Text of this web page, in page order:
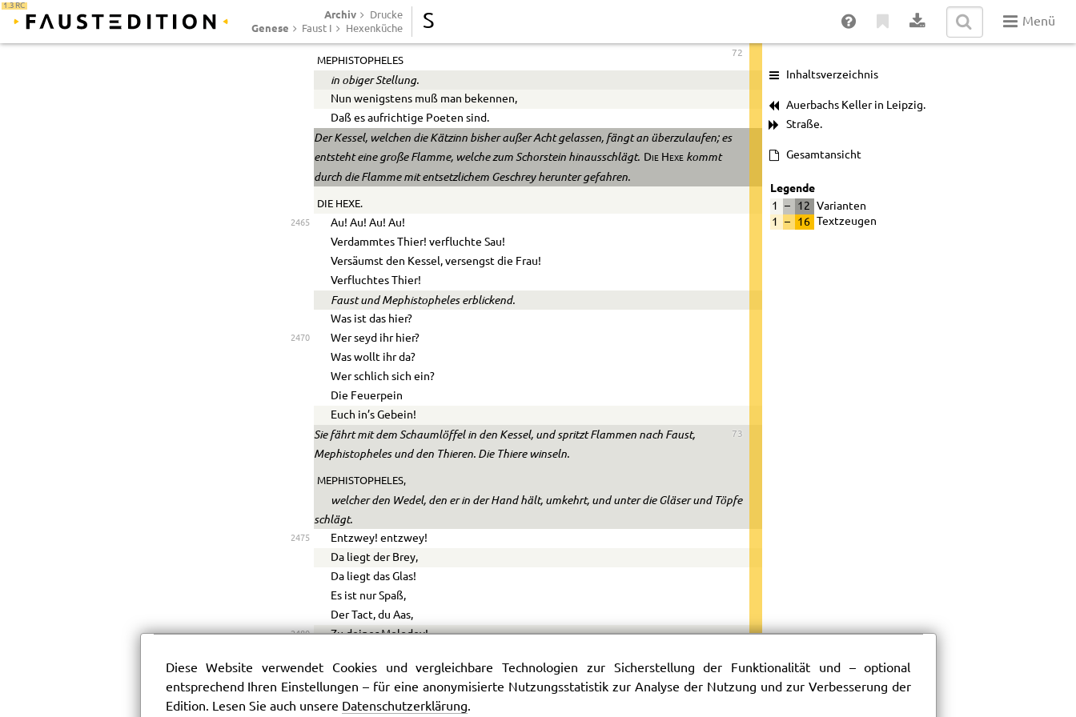
1.3 RC
Archiv Drucke
Genese Faust I Hexenküche S Menü
Mein Busen fängt mir an zu brennen!
Entfernen wir uns nur geschwind!
72
MEPHISTOPHELES
in obiger Stellung.
Nun wenigstens muß man bekennen,
Daß es aufrichtige Poeten sind.
Der Kessel, welchen die Kätzinn bisher außer Acht gelassen, fängt an überzulaufen; es
entsteht eine große Flamme, welche zum Schorstein hinausschlägt. Die Hexekommt
durch die Flamme mit entsetzlichem Geschrey herunter gefahren.
DIE HEXE.
2465
Au! Au! Au! Au!
Verdammtes Thier! verfluchte Sau!
Versäumst den Kessel, versengst die Frau!
Verfluchtes Thier!
Faust und Mephistopheles erblickend.
Was ist das hier?
2470
Wer seyd ihr hier?
Was wollt ihr da?
Wer schlich sich ein?
Die Feuerpein
Euch in’s Gebein!
73
Sie fährt mit dem Schaumlöffel in den Kessel, und spritzt Flammen nach Faust,
Mephistopheles und den Thieren. Die Thiere winseln.
MEPHISTOPHELES,
welcher den Wedel, den er in der Hand hält, umkehrt, und unter die Gläser und Töpfe
schlägt.
2475
Entzwey! entzwey!
Da liegt der Brey,
Da liegt das Glas!
Es ist nur Spaß,
Der Tact, du Aas,
2480 Zu deiner Melodey!
Erkennst du mich, Gerippe! Scheusal du!
Erkennst du deinen Herrn und Meister?
Was hält mich ab, so schlag’ ich zu,
Inhaltsverzeichnis
Auerbachs Keller in Leipzig.
Straße.
Gesamtansicht
Legende
1 – 12
Varianten
1
– 16 Textzeugen
Diese Website verwendet Cookies und vergleichbare Technologien zur Sicherstellung der Funktionalität und – optional
entsprechend Ihren Einstellungen – für eine anonymisierte Nutzungsstatistik zur Analyse der Nutzung und zur Verbesserung der
Edition. Lesen Sie auch unsere Datenschutzerklärung.